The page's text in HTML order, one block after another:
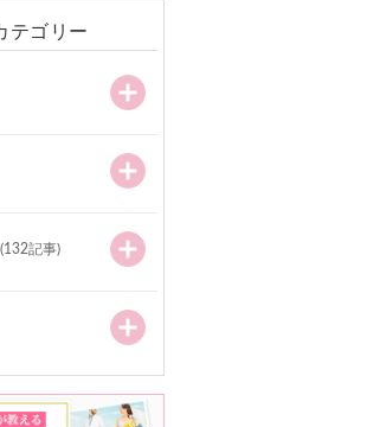
テゴリー
(132記事)